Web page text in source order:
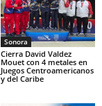
Sonora
Cierra David Valdez
Mouet con 4 metales en
Juegos Centroamericanos
y del Caribe